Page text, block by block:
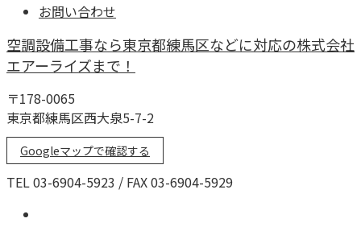
お問い合わせ
空調設備工事なら東京都練馬区などに対応の株式会社
エアーライズまで！
〒178-0065
東京都練馬区西大泉5-7-2
Googleマップで確認する
TEL 03-6904-5923 / FAX 03-6904-5929